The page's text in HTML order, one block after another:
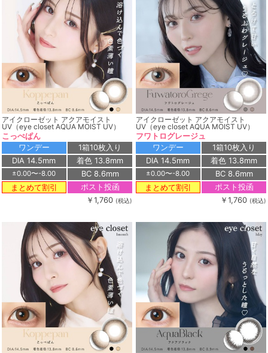
アイクローゼット アクアモイスト
UV（eye closet AQUA MOIST UV）
こっぺぱん
ワンデー
1箱10枚入り
DIA 14.5mm
着色 13.8mm
±0.00〜-8.00
BC 8.6mm
まとめて割引
ポスト投函
￥1,760 (税込)
アイクローゼット アクアモイスト
UV（eye closet AQUA MOIST UV）
フワトログレージュ
ワンデー
1箱10枚入り
DIA 14.5mm
着色 13.8mm
±0.00〜-8.00
BC 8.6mm
まとめて割引
ポスト投函
￥1,760 (税込)